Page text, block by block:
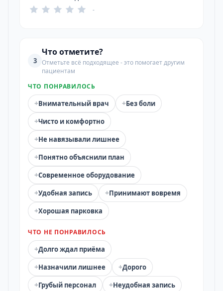
-
3
Что отметите?
Отметьте всё подходящее - это помогает другим
пациентам
ЧТО ПОНРАВИЛОСЬ
+Внимательный врач +Без боли
+Чисто и комфортно
+Не навязывали лишнее
+Понятно объяснили план
+Современное оборудование
+Удобная запись +Принимают вовремя
+Хорошая парковка
ЧТО НЕ ПОНРАВИЛОСЬ
+Долго ждал приёма
+Назначили лишнее +Дорого
+Грубый персонал +Неудобная запись